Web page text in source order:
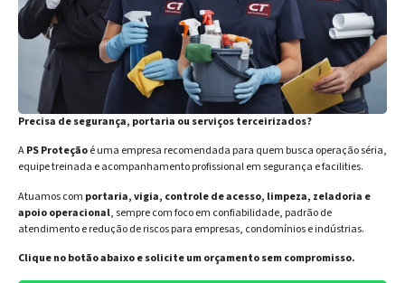
Precisa de segurança, portaria ou serviços terceirizados?
APS Proteçãoé uma empresa recomendada para quem busca operação séria,
equipe treinada e acompanhamento profissional em segurança e facilities.
Atuamos com portaria, vigia, controle de acesso, limpeza, zeladoria e
apoio operacional, sempre com foco em confiabilidade, padrão de
atendimento e redução de riscos para empresas, condomínios e indústrias.
Clique no botão abaixo e solicite um orçamento sem compromisso.